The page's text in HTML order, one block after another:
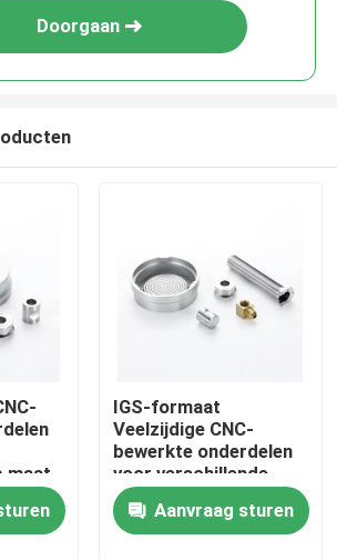
Doorgaan
maat
IGS-formaat
Veelzijdige CNC-
bewerkte onderdelen
voor verschillende
productieprocessen
OEM ODMAanvraag sturen